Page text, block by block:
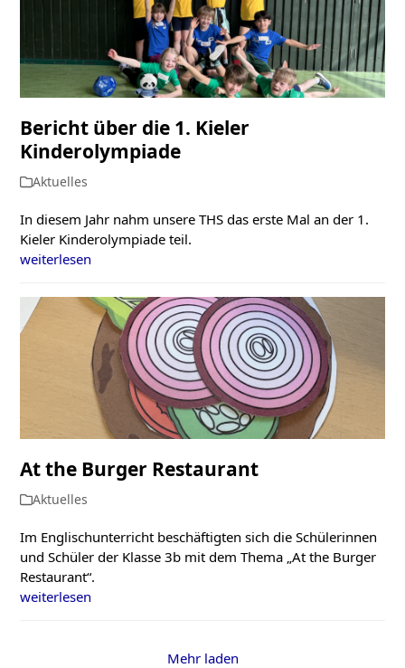
Bericht über die 1. Kieler
Kinderolympiade
Aktuelles
In diesem Jahr nahm unsere THS das erste Mal an der 1.
Kieler Kinderolympiade teil.
weiterlesen
At the Burger Restaurant
Aktuelles
Im Englischunterricht beschäftigten sich die Schülerinnen
und Schüler der Klasse 3b mit dem Thema „At the Burger
Restaurant“.
weiterlesen
Mehr laden